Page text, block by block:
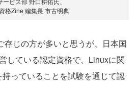
資格Zine 編集長 市古明典
じの方が多いと思うが、日本国
している認定資格で、Linuxに関
っていることを試験を通じて認